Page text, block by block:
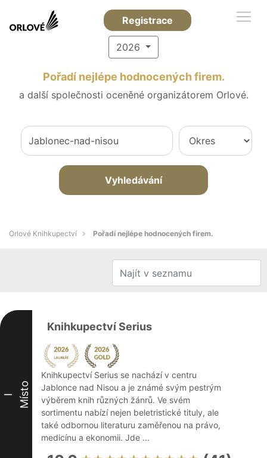
Registrace
2026
Pořadí nejlépe hodnocených firem.
a další společnosti oceněné organizátorem Orlové.
Vyhledávání
Orlové Knihkupectví Pořadí nejlépe hodnocených firem.
I Místo
Knihkupectví Serius
Knihkupectví Serius se nachází v centru
Jablonce nad Nisou a je známé svým pestrým
výběrem knih různých žánrů. Ve svém
sortimentu nabízí nejen beletristické tituly, ale
také odbornou literaturu zaměřenou na právo,
medicínu a ekonomii. Jde ...